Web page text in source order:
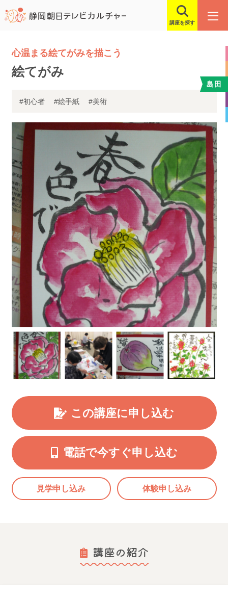
講座を探す
島田
心温まる絵てがみを描こう
絵てがみ
#初心者 #絵手紙 #美術
この講座に申し込む
電話で今すぐ申し込む
見学申し込み 体験申し込み
講座の紹介